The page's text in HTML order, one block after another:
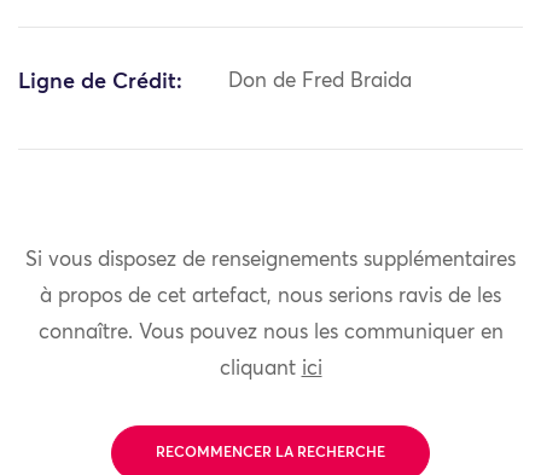
Ligne de Crédit: Don de Fred Braida
Si vous disposez de renseignements supplémentaires
à propos de cet artefact, nous serions ravis de les
connaître. Vous pouvez nous les communiquer en
cliquant ici
RECOMMENCER LA RECHERCHE